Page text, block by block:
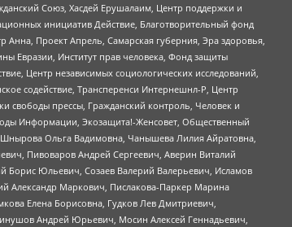
Союз, Хасдей Ерушалаим, Центр поддержки и
инициатив Действие, Благотворительный фонд
Проект Апрель, Самарская губерния, Эра здоровья,
Евразии, Институт прав человека, Фонд защиты
Центр независимых социологических исследований,
содействие, Трансперенси Интернешнл-Р, Центр
свободы прессы, Гражданский контроль, Человек и
Информации, Экозащита!-Женсовет, Общественный
Шнырова Ольга Вадимовна, Чанышева Лилия Айратовна,
Пивоваров Андрей Сергеевич, Аверин Виталий
Борис Юльевич, Созаев Валерий Валерьевич, Исламов
Александр Маркович, Пислакова-Паркер Марина
Елена Борисовна, Гудков Лев Дмитриевич,
Андрей Юрьевич, Мосин Алексей Геннадьевич,